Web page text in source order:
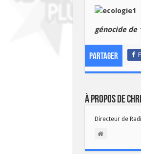
génocide de
Partager
À propos de
Directeur de